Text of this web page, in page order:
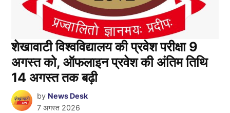
शेखावाटी विश्वविद्यालय की प्रवेश परीक्षा 9
अगस्त को, ऑफलाइन प्रवेश की अंतिम तिथि
14 अगस्त तक बढ़ी
by News Desk
7 अगस्त 2026